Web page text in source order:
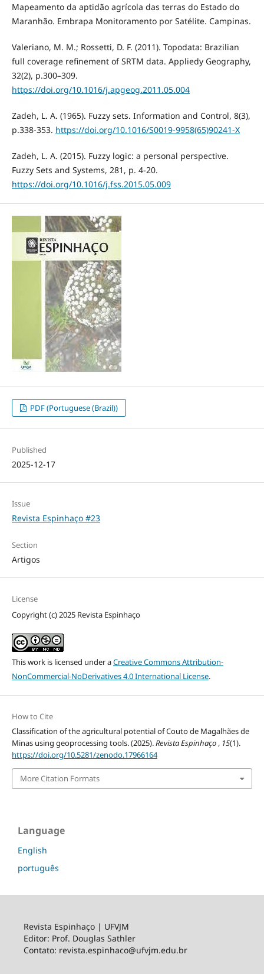
Mapeamento da aptidão agrícola das terras do Estado do
Maranhão. Embrapa Monitoramento por Satélite. Campinas.
Valeriano, M. M.; Rossetti, D. F. (2011). Topodata: Brazilian
full coverage refinement of SRTM data. Appliedy Geography,
32(2), p.300–309.
https://doi.org/10.1016/j.apgeog.2011.05.004
Zadeh, L. A. (1965). Fuzzy sets. Information and Control, 8(3),
p.338-353. https://doi.org/10.1016/S0019-9958(65)90241-X
Zadeh, L. A. (2015). Fuzzy logic: a personal perspective.
Fuzzy Sets and Systems, 281, p. 4-20.
https://doi.org/10.1016/j.fss.2015.05.009
PDF (Portuguese (Brazil))
Published
2025-12-17
Issue
Revista Espinhaço #23
Section
Artigos
License
Copyright (c) 2025 Revista Espinhaço
This work is licensed under aCreative Commons Attribution-
NonCommercial-NoDerivatives 4.0 International License.
How to Cite
Classification of the agricultural potential of Couto de Magalhães de
Minas using geoprocessing tools. (2025).Revista Espinhaço , 15(1).
https://doi.org/10.5281/zenodo.17966164
More Citation Formats
Language
English
português
Revista Espinhaço | UFVJM
Editor: Prof. Douglas Sathler
Contato: revista.espinhaco@ufvjm.edu.br